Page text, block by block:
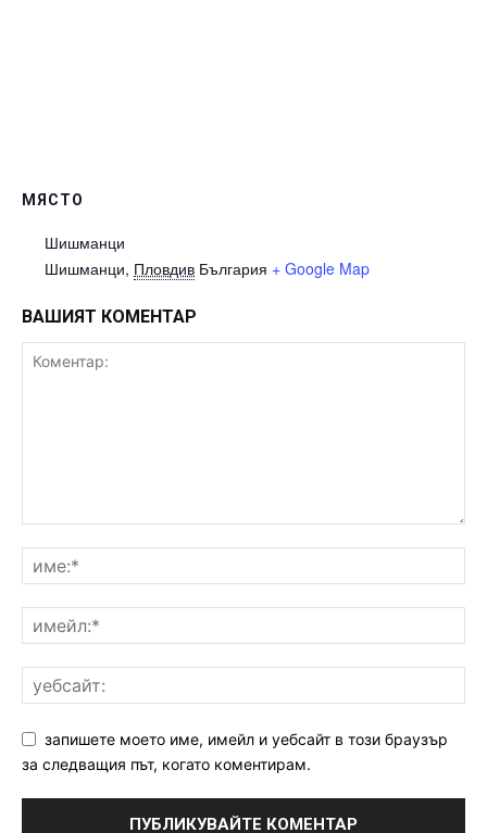
МЯСТО
Шишманци
Шишманци, Пловдив България + Google Map
ВАШИЯТ КОМЕНТАР
запишете моето име, имейл и уебсайт в този браузър
за следващия път, когато коментирам.